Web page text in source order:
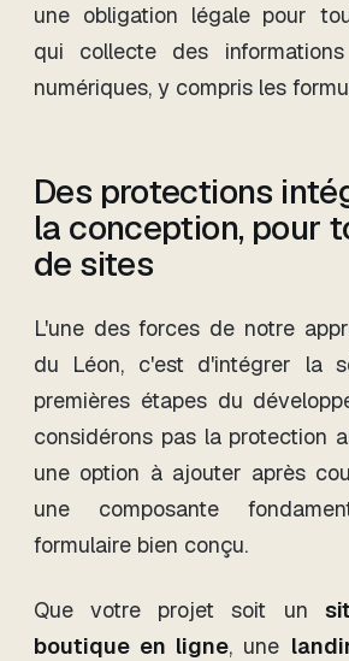
une obligation légale pour
qui collecte des
numériques, y compris les
Des protections
la conception, pour
de sites
L'une des forces de notre
du Léon, c'est d'intégrer la
premières étapes du
considérons pas la protection
une option à ajouter après
une composante
formulaire bien conçu.
Que votre projet soit un
boutique en ligne, une